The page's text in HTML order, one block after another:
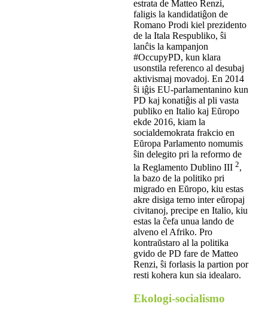
estrata de Matteo Renzi,
faligis la kandidatiĝon de
Romano Prodi kiel prezidento
de la Itala Respubliko, ŝi
lanĉis la kampanjon
#OccupyPD, kun klara
usonstila referenco al desubaj
aktivismaj movadoj. En 2014
ŝi iĝis EU-parlamentanino kun
PD kaj konatiĝis al pli vasta
publiko en Italio kaj Eŭropo
ekde 2016, kiam la
socialdemokrata frakcio en
Eŭropa Parlamento nomumis
ŝin delegito pri la reformo de
la Reglamento Dublino III 2,
la bazo de la politiko pri
migrado en Eŭropo, kiu estas
akre disiga temo inter eŭropaj
civitanoj, precipe en Italio, kiu
estas la ĉefa unua lando de
alveno el Afriko. Pro
kontraŭstaro al la politika
gvido de PD fare de Matteo
Renzi, ŝi forlasis la partion por
resti kohera kun sia idealaro.
Ekologi-socialismo